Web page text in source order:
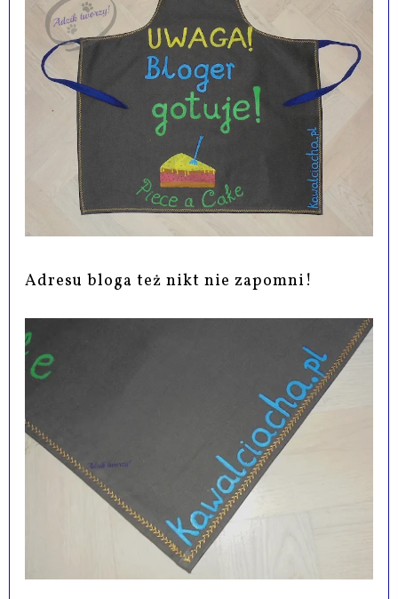
Adresu bloga też nikt nie zapomni!